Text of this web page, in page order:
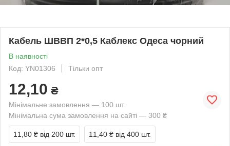
Кабель ШВВП 2*0,5 Каблекс Одеса чорний
В наявності
Код: YN01306
Тільки опт
12,10 ₴
Мінімальне замовлення — 100 шт.
Мінімальна сума замовлення на сайті — 300 ₴
11,80 ₴ від 200 шт. 11,40 ₴ від 400 шт.